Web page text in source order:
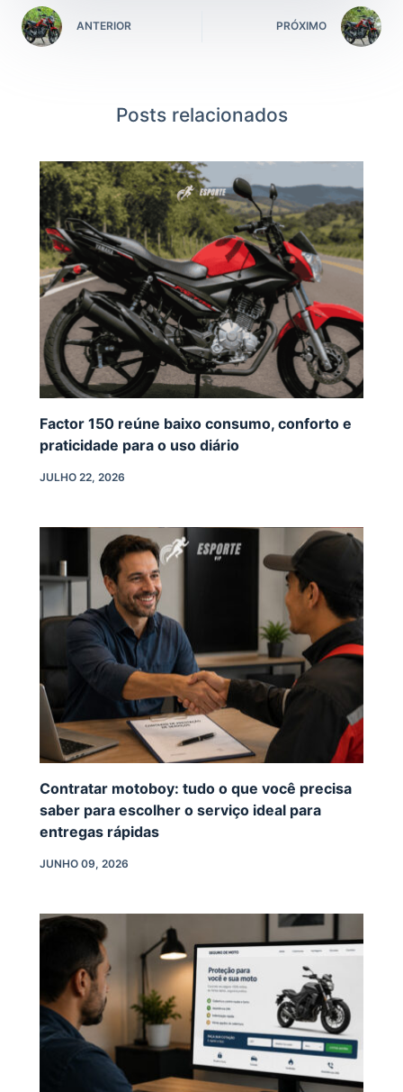
ANTERIOR PRÓXIMO
Posts relacionados
Factor 150 reúne baixo consumo, conforto e
praticidade para o uso diário
JULHO 22, 2026
Contratar motoboy: tudo o que você precisa
saber para escolher o serviço ideal para
entregas rápidas
JUNHO 09, 2026